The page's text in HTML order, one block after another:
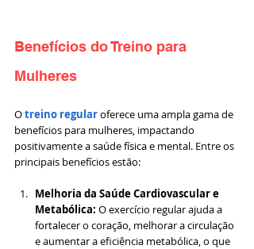
Benefícios do Treino para
Mulheres
O treino regular oferece uma ampla gama de
benefícios para mulheres, impactando
positivamente a saúde física e mental. Entre os
principais benefícios estão:
Melhoria da Saúde Cardiovascular e
Metabólica: O exercício regular ajuda a
fortalecer o coração, melhorar a circulação
e aumentar a eficiência metabólica, o que